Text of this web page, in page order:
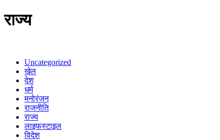
राज्य
Uncategorized
खेल
देश
धर्म
मनोरंजन
राजनीति
राज्य
लाइफस्टाइल
विदेश